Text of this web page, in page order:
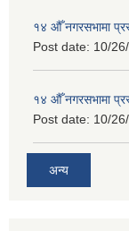
१४ औँ नगरसभामा
Post date: 10/
१४ औँ नगरसभामा
Post date: 10/
अन्य